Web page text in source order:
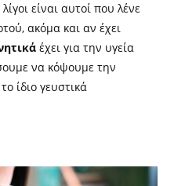
είναι αυτοί που λένε
ακόμα και αν έχει
έχει για την υγεία
να κόψουμε την
ίδιο γευστικά